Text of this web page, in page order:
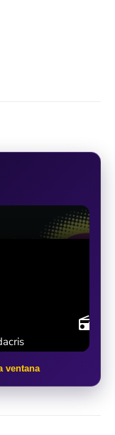
ventana